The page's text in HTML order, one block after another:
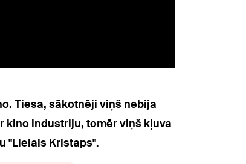
Tiesa, sākotnēji viņš nebija
kino industriju, tomēr viņš kļuva
"Lielais Kristaps".